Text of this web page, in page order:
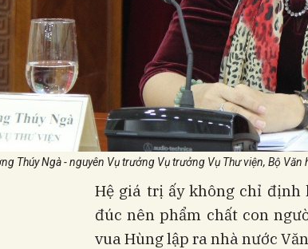
Thúy Ngà - nguyên Vụ trưởng Vụ trưởng Vụ Thư viện, Bộ Văn
Hệ giá trị ấy không chỉ định
đúc nên phẩm chất con
vua Hùng lập ra nhà nước